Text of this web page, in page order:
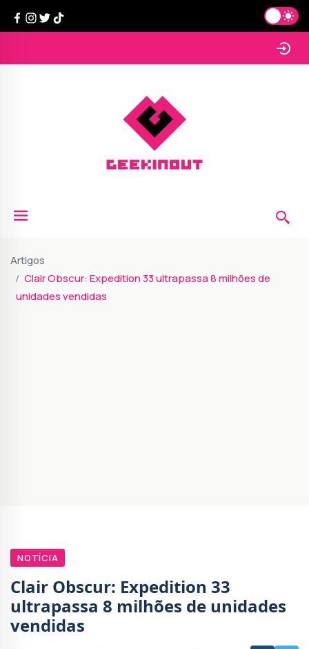
Artigos
Clair Obscur: Expedition 33 ultrapassa 8 milhões de
unidades vendidas
NOTÍCIA
Clair Obscur: Expedition 33
ultrapassa 8 milhões de unidades
vendidas